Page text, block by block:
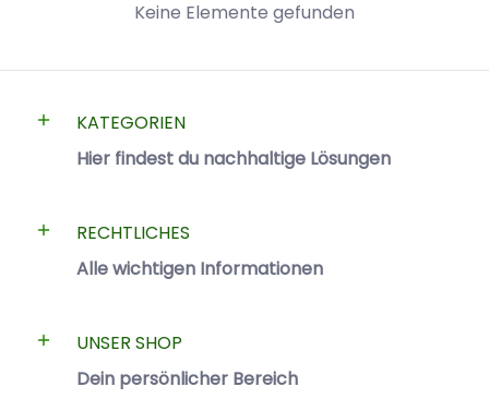
Keine Elemente gefunden
KATEGORIEN
Hier findest du nachhaltige Lösungen
RECHTLICHES
Alle wichtigen Informationen
UNSER SHOP
Dein persönlicher Bereich